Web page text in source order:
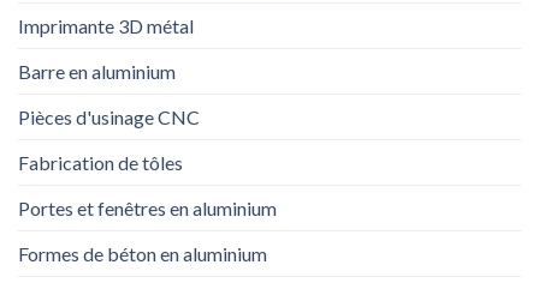
Imprimante 3D métal
Barre en aluminium
Pièces d'usinage CNC
Fabrication de tôles
Portes et fenêtres en aluminium
Formes de béton en aluminium